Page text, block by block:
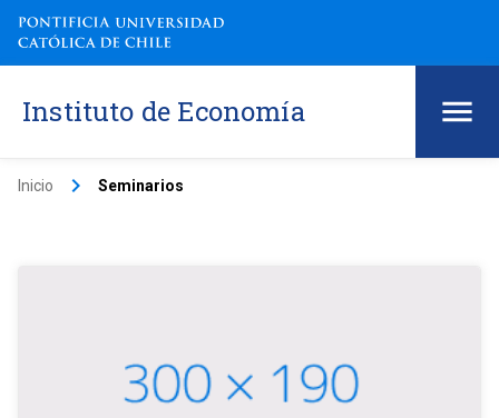
Instituto de Economía
Inicio keyboard_arrow_right Seminarios